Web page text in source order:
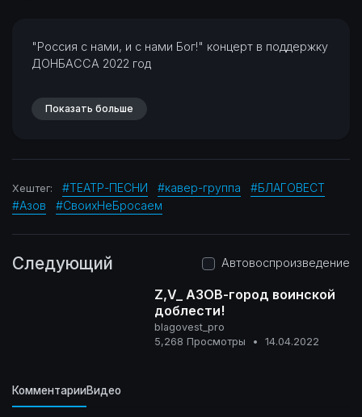
⁣"Россия с нами, и с нами Бог!" концерт в поддержку
ДОНБАССА 2022 год
Показать больше
Хештег: #ТЕАТР-ПЕСНИ #кавер-группа
#БЛАГОВЕСТ
#Азов
#СвоихНеБросаем
Следующий Автовоспроизведение
Z,V_ АЗОВ-город воинской
доблести!
blagovest_pro
5,268 Просмотры
• 14.04.2022
КомментарииВидео